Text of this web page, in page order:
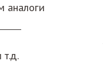
аналоги
т.д.